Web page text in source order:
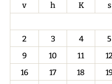
v
h K s
2
3 4 5
9
10 11
16
17 18